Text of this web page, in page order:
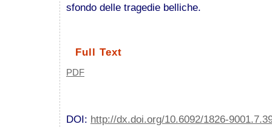
sfondo delle tragedie belliche.
Full Text
PDF
DOI: http://dx.doi.org/10.6092/1826-